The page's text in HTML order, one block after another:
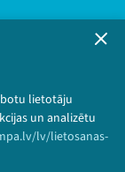
lietotāju
un analizētu
lv/lietosanas-